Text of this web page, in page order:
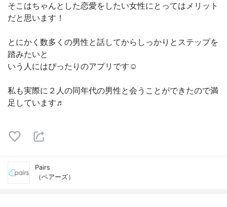
そこはちゃんとした恋愛をしたい女性にとってはメリット
だと思います！
とにかく数多くの男性と話してからしっかりとステップを
踏みたいと
いう人にはぴったりのアプリです☺️
私も実際に２人の同年代の男性と会うことができたので満
足しています♬
Pairs
（ペアーズ）